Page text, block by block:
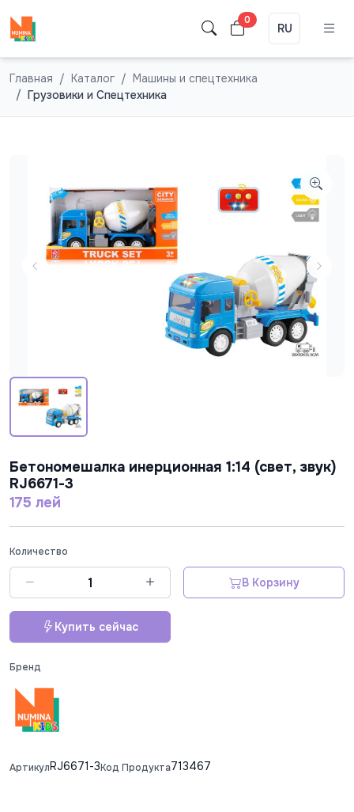
0
RU
Главная Каталог
Машины и спецтехника
Грузовики и Спецтехника
Бетономешалка инерционная 1:14 (свет, звук)
RJ6671-3
175 лей
Количество
В Корзину
Купить сейчас
Бренд
АртикулRJ6671-3Код Продукта713467